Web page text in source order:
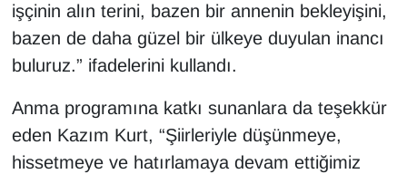
işçinin alın terini, bazen bir annenin bekleyişini,
bazen de daha güzel bir ülkeye duyulan inancı
buluruz.” ifadelerini kullandı.
Anma programına katkı sunanlara da teşekkür
eden Kazım Kurt, “Şiirleriyle düşünmeye,
hissetmeye ve hatırlamaya devam ettiğimiz